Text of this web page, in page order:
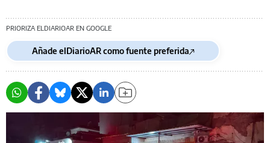
PRIORIZA ELDIARIOAR EN GOOGLE
Añade elDiarioAR como fuente preferida